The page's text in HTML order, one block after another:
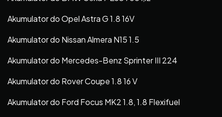
Akumulator do Opel Astra G 1.8 16V
Akumulator do Nissan Almera N15 1.5
Akumulator do Mercedes-Benz Sprinter III 224
Akumulator do Rover Coupe 1.8 16 V
Akumulator do Ford Focus MK2 1.8, 1.8 Flexifuel